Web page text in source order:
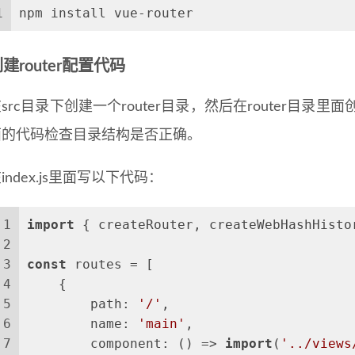
npm install vue-router
建router配置代码
目录下创建一个router目录，然后在router目录里面
代码检查目录结构是否正确。
里面写以下代码：
1
2
3
4
5
6
7
import { createRouter,
const routes = [
{
path : '/' ,
name : 'main' ,
component : () => import ( '../views/